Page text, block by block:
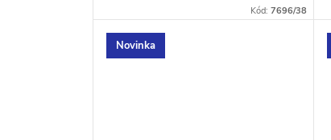
Šířka: H Velikostní tabulka níže v
Kód:7696/38
Novinka